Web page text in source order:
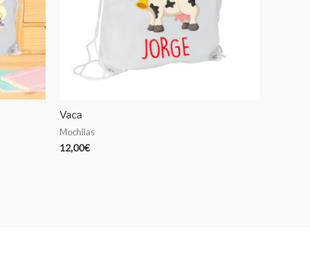
Vaca
Mochilas
12,00€